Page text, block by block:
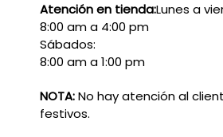
Atención en tienda:Lunes a
8:00 am a 4:00 pm
Sábados:
8:00 am a 1:00 pm
NOTA:No hay atención al
festivos.